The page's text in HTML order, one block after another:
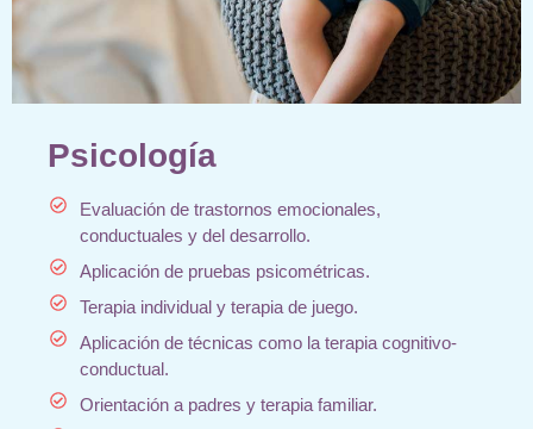
Psicología
Evaluación de trastornos emocionales,
conductuales y del desarrollo.
Aplicación de pruebas psicométricas.
Terapia individual y terapia de juego.
Aplicación de técnicas como la terapia cognitivo-
conductual.
Orientación a padres y terapia familiar.